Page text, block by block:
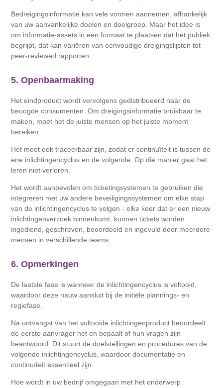
Bedreigingsinformatie kan vele vormen aannemen, afhankelijk
van uw aanvankelijke doelen en doelgroep. Maar het idee is
om informatie-assets in een formaat te plaatsen dat het publiek
begrijpt, dat kan variëren van eenvoudige dreigingslijsten tot
peer-reviewed rapporten.
5. Openbaarmaking
Het eindproduct wordt vervolgens gedistribueerd naar de
beoogde consumenten. Om dreigingsinformatie bruikbaar te
maken, moet het de juiste mensen op het juiste moment
bereiken.
Het moet ook traceerbaar zijn, zodat er continuïteit is tussen de
ene inlichtingencyclus en de volgende. Op die manier gaat het
leren niet verloren.
Het wordt aanbevolen om ticketingsystemen te gebruiken die
integreren met uw andere beveiligingssystemen om elke stap
van de inlichtingencyclus te volgen - elke keer dat er een nieuw
inlichtingenverzoek binnenkomt, kunnen tickets worden
ingediend, geschreven, beoordeeld en ingevuld door meerdere
mensen in verschillende teams.
6. Opmerkingen
De laatste fase is wanneer de inlichtingencyclus is voltooid,
waardoor deze nauw aansluit bij de initiële plannings- en
regiefase.
Na ontvangst van het voltooide inlichtingenproduct beoordeelt
de eerste aanvrager het en bepaalt of hun vragen zijn
beantwoord. Dit stuurt de doelstellingen en procedures van de
volgende inlichtingencyclus, waardoor documentatie en
continuïteit essentieel zijn.
Hoe wordt in uw bedrijf omgegaan met het onderwerp